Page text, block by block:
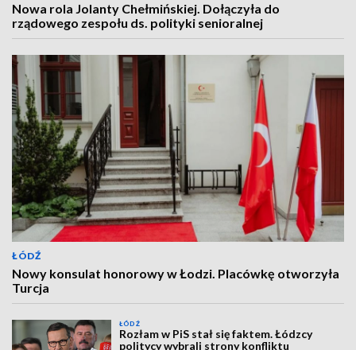
Nowa rola Jolanty Chełmińskiej. Dołączyła do
rządowego zespołu ds. polityki senioralnej
ŁÓDŹ
Nowy konsulat honorowy w Łodzi. Placówkę otworzyła
Turcja
ŁÓDŹ
Rozłam w PiS stał się faktem. Łódzcy
politycy wybrali strony konfliktu